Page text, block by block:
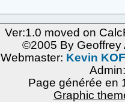
Ver:1.0 moved on
©2005 By Geoffrey
Webmaster: Kevin
Page générée en
Graphic